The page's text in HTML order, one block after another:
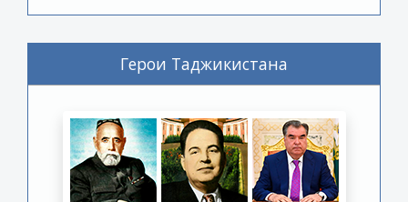
Герои Таджикистана